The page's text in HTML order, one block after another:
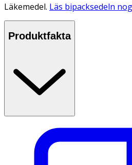
Läkemedel. Läs bipacksedeln
Produktfakta